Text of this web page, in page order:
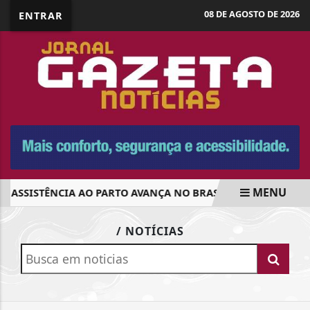
ENTRAR 08 DE AGOSTO DE 2026
ASSISTÊNCIA AO PARTO AVANÇA NO BRASIL, MAS PRÉ-
MENU
/ NOTÍCIAS